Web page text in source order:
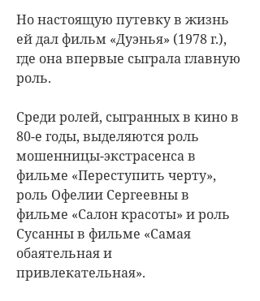
Но настоящую путевку в жизнь
ей дал фильм «Дуэнья» (1978 г.),
где она впервые сыграла главную
роль.
Среди ролей, сыгранных в кино в
80-е годы, выделяются роль
мошенницы-экстрасенса в
фильме «Переступить черту»,
роль Офелии Сергеевны в
фильме «Салон красоты» и роль
Сусанны в фильме «Самая
обаятельная и
привлекательная».